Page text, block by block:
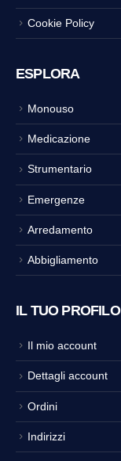
Cookie Policy
ESPLORA
Monouso
Medicazione
Strumentario
Emergenze
Arredamento
Abbigliamento
IL TUO PROFILO
Il mio account
Dettagli account
Ordini
Indirizzi